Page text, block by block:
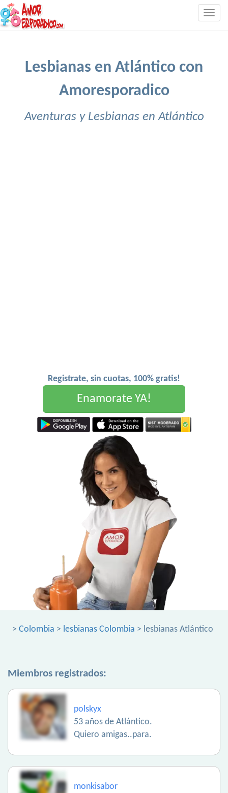
Lesbianas en Atlántico con
Amoresporadico
Aventuras y Lesbianas en Atlántico
Registrate, sin cuotas, 100% gratis!
Enamorate YA!
> Colombia > lesbianas Colombia > lesbianas Atlántico
Miembros registrados:
polskyx
53 años de Atlántico.
Quiero amigas..para.
monkisabor